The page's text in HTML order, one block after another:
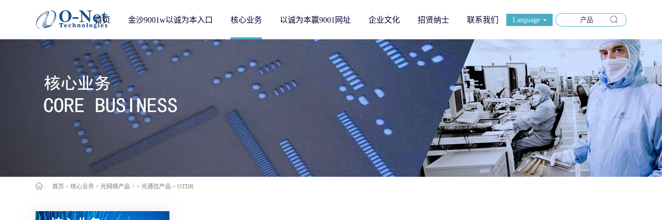
Language
首页 金沙9001w以诚为本入口 核心业务 以诚为本赢9001网址 企业文化 招贤纳士 联系我们
首页 > 核心业务 > 光网络产品 > > 光通信产品 > OTDR